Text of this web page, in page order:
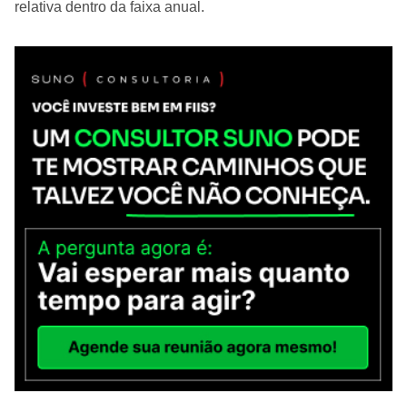
relativa dentro da faixa anual.